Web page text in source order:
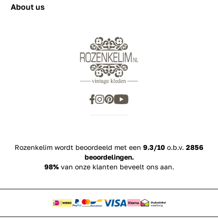
About us
Rozenkelim wordt beoordeeld met een 9.3/10 o.b.v. 2856
beoordelingen.
98%van onze klanten beveelt ons aan.